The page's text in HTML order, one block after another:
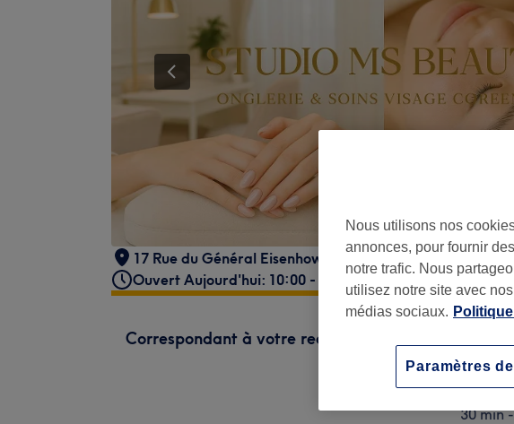
17 Rue du Général Eisenhower, 92140 Clamart, France
Ouvert Aujourd'hui: 10:00 - 20:30
Correspondant à votre recherche
15 min
Soin
30 min
Nous utilisons nos
annonces, pour fournir
notre trafic. Nous
utilisez notre site avec
médias sociaux.
Paramètres